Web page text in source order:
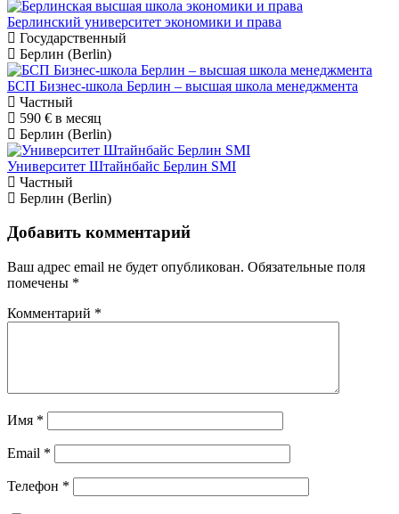
Берлинский университет экономики и права
Государственный
Берлин (Berlin)
БСП Бизнес-школа Берлин – высшая школа менеджмента
Частный
590 € в месяц
Берлин (Berlin)
Университет Штайнбайс Берлин SMI
Частный
Берлин (Berlin)
Добавить комментарий
Ваш адрес email не будет опубликован. Обязательные поля
помечены *
Комментарий *
Имя *
Email *
Телефон *